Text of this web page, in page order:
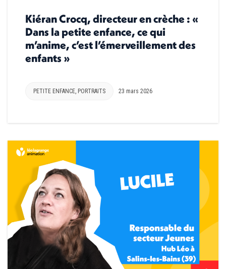
Kiéran Crocq, directeur en crèche : «
Dans la petite enfance, ce qui
m’anime, c’est l’émerveillement des
enfants »
PETITE ENFANCE, PORTRAITS 23 mars 2026